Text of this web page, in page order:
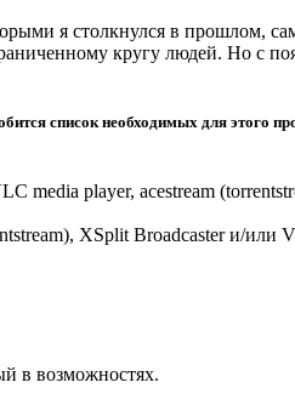
я столкнулся в
кругу людей. Но с
список необходимых для этого
player, acestream
XSplit Broadcaster и/
в возможностях.